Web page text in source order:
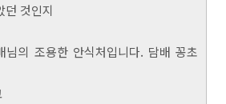
던 것인지
의 조용한 안식처입니다. 담배 꽁초